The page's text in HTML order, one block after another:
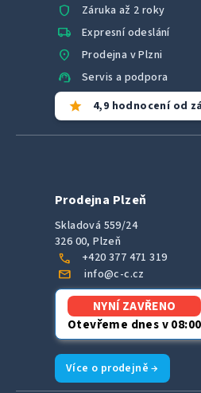
shield Záruka až 2 roky
local_shipping Expresní odeslání
location_on Prodejna v Plzni
support_agent Servis a podpora
star 4,9 hodnocení od
Prodejna Plzeň
Skladová 559/24
326 00, Plzeň
call +420 377 471 319
mail info@c-c.cz
NYNÍ ZAVŘENO
Otevřeme dnes v 08:00
Více o prodejně →